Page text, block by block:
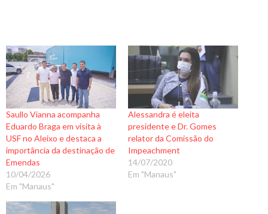
Saullo Vianna acompanha
Eduardo Braga em visita à
USF no Aleixo e destaca a
importância da destinação de
Emendas
10/04/2026
Em "Manaus"
Alessandra é eleita
presidente e Dr. Gomes
relator da Comissão do
Impeachment
14/07/2020
Em "Manaus"